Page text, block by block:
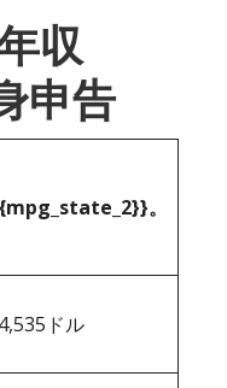
収
申告
{mpg_state_2}}。
4,535ドル